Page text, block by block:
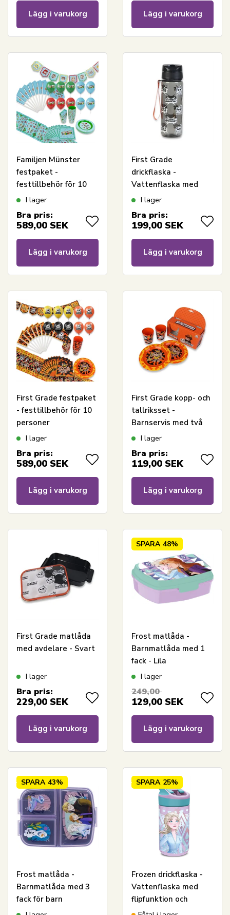
Lägg i varukorg Lägg i varukorg
Familjen Münster
festpaket -
festtillbehör för 10
personer
I lager
Bra pris:
589,00 SEK
Lägg i varukorg
First Grade
drickflaska -
Vattenflaska med
flipfunktion - Svart
I lager
Bra pris:
199,00 SEK
Lägg i varukorg
First Grade festpaket
- festtillbehör för 10
personer
I lager
Bra pris:
589,00 SEK
Lägg i varukorg
First Grade kopp- och
tallriksset -
Barnservis med två
tallrikar och två
I lager
Bra pris:
119,00 SEK
Lägg i varukorg
First Grade matlåda
med avdelare - Svart
I lager
Bra pris:
229,00 SEK
Lägg i varukorg
SPARA 48%
Frost matlåda -
Barnmatlåda med 1
fack - Lila
I lager
249,00
129,00 SEK
Lägg i varukorg
SPARA 43%
Frost matlåda -
Barnmatlåda med 3
fack för barn
SPARA 25%
Frozen drickflaska -
Vattenflaska med
flipfunktion och
sugrör